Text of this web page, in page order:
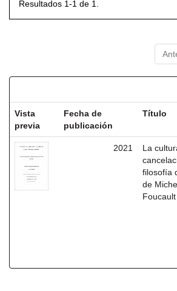
Resultados 1-1 de 1.
Vista
previa
Fecha de
publicación
Título
2021
La
filosofía
de
Foucault